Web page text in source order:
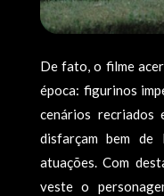
De fato, o filme
época: figurinos
cenários recriados
disfarçam bem de
atuações. Com
veste o